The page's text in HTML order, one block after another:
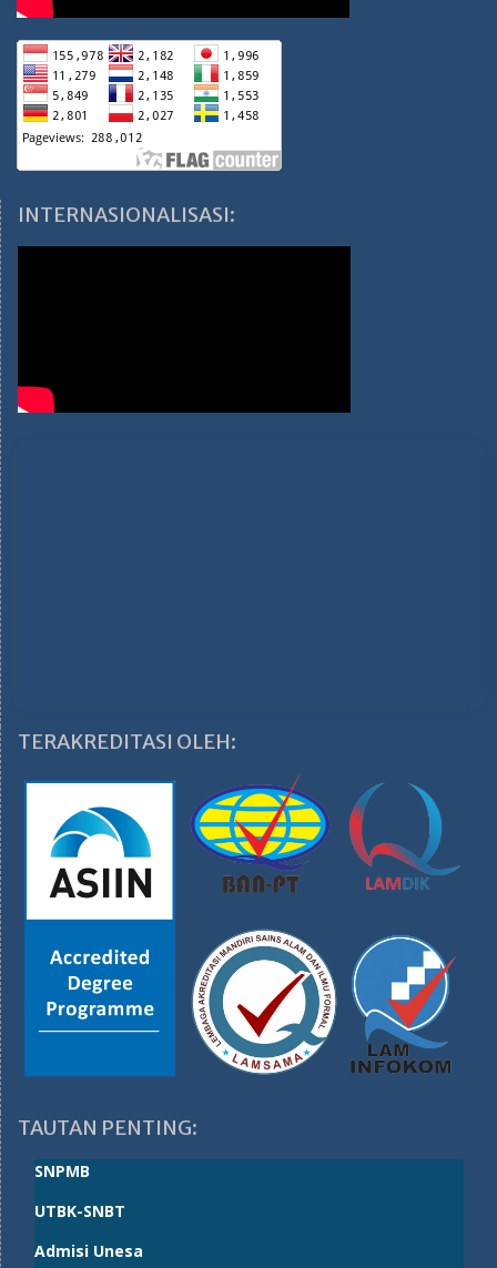
INTERNASIONALISASI:
TERAKREDITASI OLEH:
TAUTAN PENTING:
SNPMB
UTBK-SNBT
Admisi Unesa